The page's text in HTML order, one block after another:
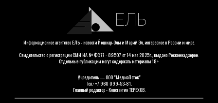
ЕЛЬ
Информационное агентство ЕЛЬ - новости Йошкар-Олы и Марий Эл, интересное в России и мире.
Свидетельство о регистрации СМИ ИА № ФС 77 - 89507 от 14 мая 2025г., выдано Роскомнадзором.
Отдельные публикации могут содержать материалы 18+
Учредитель — ООО "МедиаПоток"
Тел.: +7 960 099-53-81.
Главный редактор - Константин ТЕРЕХОВ.